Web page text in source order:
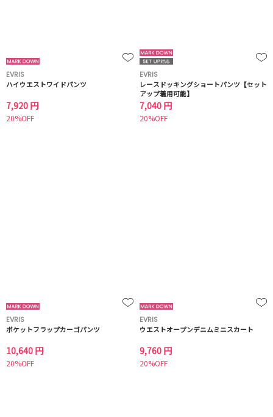
EVRIS
ハイウエストワイドパンツ
7,920 円
20%OFF
EVRIS
レースドッキングショートパンツ【セット
アップ着用可能】
7,040 円
20%OFF
EVRIS
ポケットフラップカーゴパンツ
10,640 円
20%OFF
EVRIS
ウエストオープンデニムミニスカート
9,760 円
20%OFF